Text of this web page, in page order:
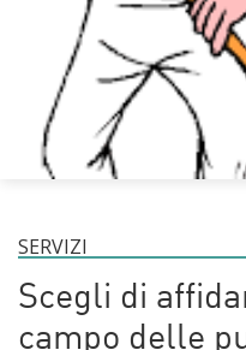
SERVIZI
Scegli di
campo delle